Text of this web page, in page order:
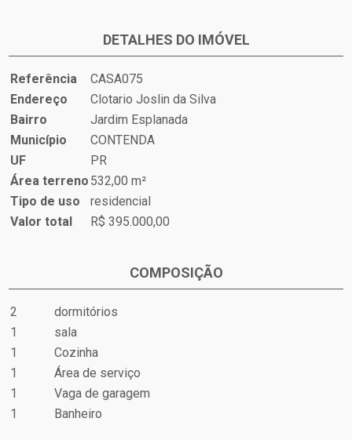
DETALHES DO IMÓVEL
Referência
CASA075
Endereço
Clotario Joslin da Silva
Bairro
Jardim Esplanada
Município
CONTENDA
UF
PR
Área terreno 532,00 m²
Tipo de uso
residencial
Valor total
R$ 395.000,00
COMPOSIÇÃO
2
dormitórios
1
sala
1
Cozinha
1
Área de serviço
1
Vaga de garagem
1
Banheiro